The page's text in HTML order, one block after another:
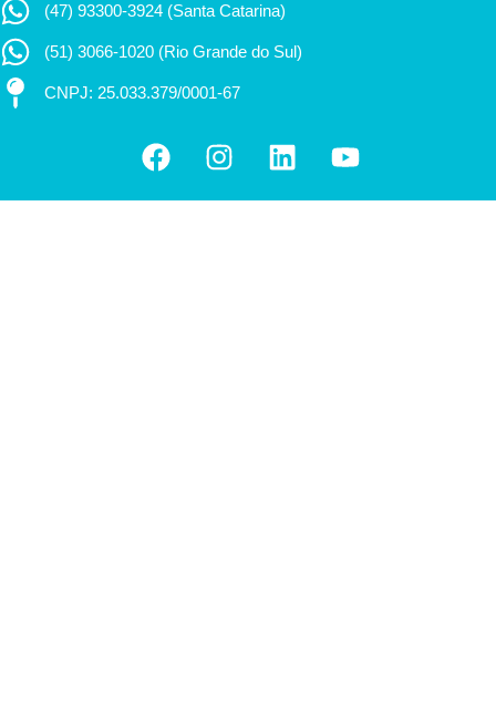
(47) 93300-3924 (Santa Catarina)
(51) 3066-1020 (Rio Grande do Sul)
CNPJ: 25.033.379/0001-67